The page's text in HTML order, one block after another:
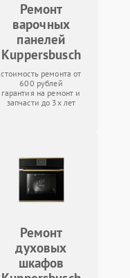
Ремонт
варочных
панелей
Kuppersbusch
стоимость ремонта от
600 рублей
гарантия на ремонт и
запчасти до 3х лет
Ремонт
духовых
шкафов